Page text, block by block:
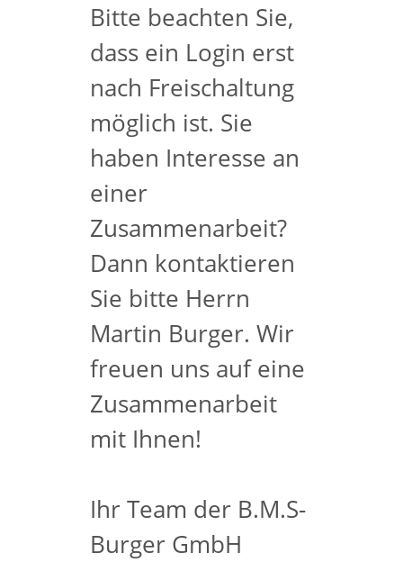
Bitte beachten Sie,
dass ein Login erst
nach Freischaltung
möglich ist. Sie
haben Interesse an
einer
Zusammenarbeit?
Dann kontaktieren
Sie bitte Herrn
Martin Burger. Wir
freuen uns auf eine
Zusammenarbeit
mit Ihnen!
Ihr Team der B.M.S-
Burger GmbH